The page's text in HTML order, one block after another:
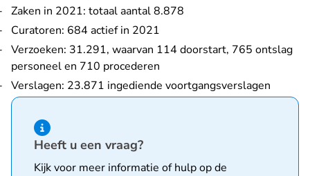
Zaken in 2021: totaal aantal 8.878
Curatoren: 684 actief in 2021
Verzoeken: 31.291, waarvan 114 doorstart, 765 ontslag
personeel en 710 procederen
Verslagen: 23.871 ingediende voortgangsverslagen
Hint van type informatie
Heeft u een vraag?
Kijk voor meer informatie of hulp op de